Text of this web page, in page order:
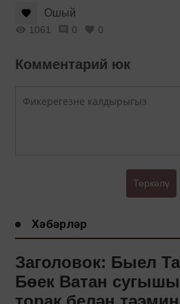
Ошый
1061 0 0
Комментарий юк
Теркәлү
Хәбәрләр
Заголовок: Быел
Бөек Ватан